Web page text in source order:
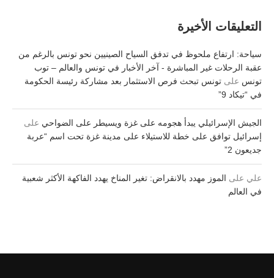
التعليقات الأخيرة
سياحة: ارتفاع ملحوظ في تدفق السياح الصينيين نحو تونس بالرغم من
عقبة الرحلات غير المباشرة - آخر الأخبار في تونس والعالم – توب
تونس على تونس تبحث فرص الاستثمار بعد مشاركة رئيسة الحكومة
في “تيكاد 9”
الجيش الإسرائيلي يبدأ هجومه على غزة ويسيطر على الضواحي على
إسرائيل توافق على خطة للاستيلاء على مدينة غزة تحت اسم “عربة
جديعون 2”
علي على الموز مهدد بالانقراض: تغير المناخ يهدد الفاكهة الأكثر شعبية
في العالم